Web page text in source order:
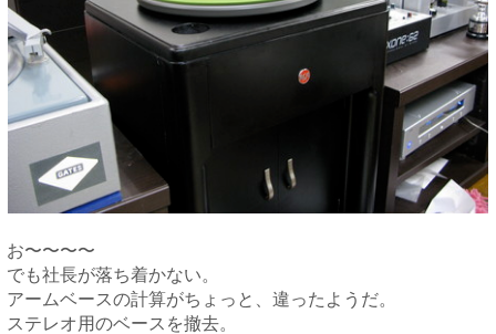
お〜〜〜〜
でも社長が落ち着かない。
アームベースの計算がちょっと、違ったようだ。
ステレオ用のベースを撤去。